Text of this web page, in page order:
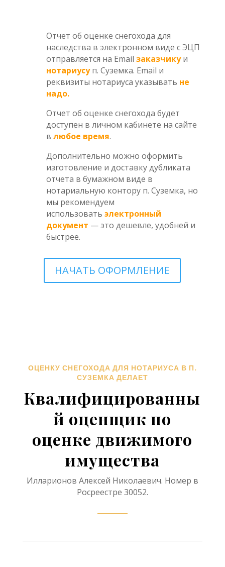
Отчет об оценке снегохода для
наследства в электронном виде с ЭЦП
отправляется на Email заказчикуи
нотариусуп. Суземка. Email и
реквизиты нотариуса указывать не
надо.
Отчет об оценке снегохода будет
доступен в личном кабинете на сайте
в любое время.
Дополнительно можно оформить
изготовление и доставку дубликата
отчета в бумажном виде в
нотариальную контору п. Суземка, но
мы рекомендуем
использовать электронный
документ — это дешевле, удобней и
быстрее.
НАЧАТЬ ОФОРМЛЕНИЕ
ОЦЕНКУ СНЕГОХОДА ДЛЯ НОТАРИУСА В П.
СУЗЕМКА ДЕЛАЕТ
Квалифицированны
й оценщик по
оценке движимого
имущества
Илларионов Алексей Николаевич. Номер в
Росреестре 30052.